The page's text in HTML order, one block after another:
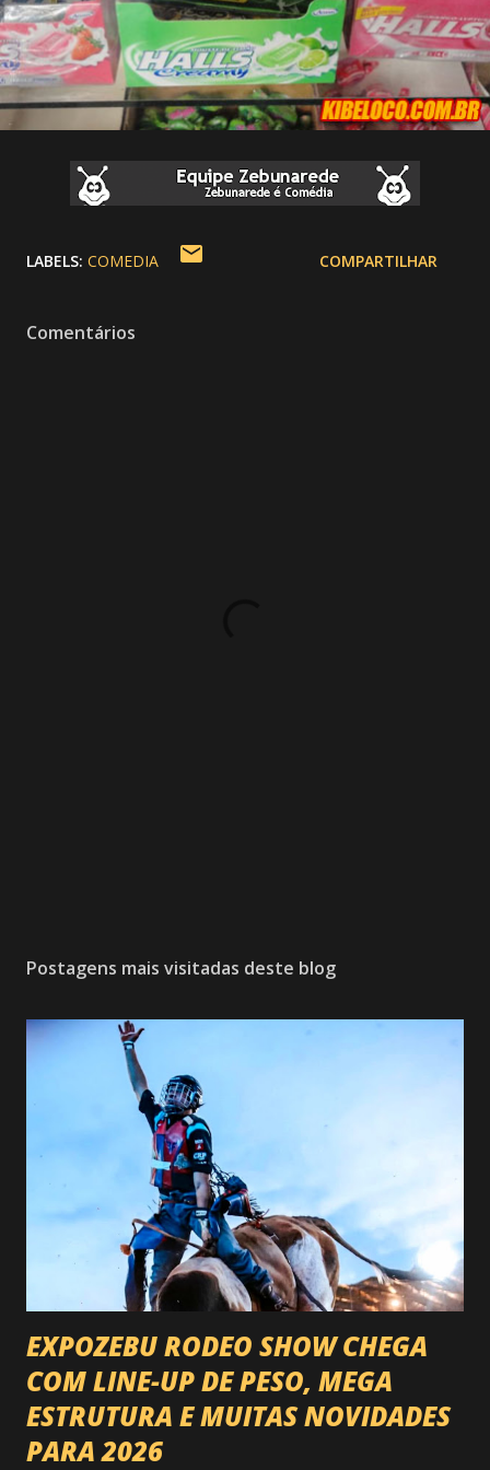
LABELS: COMEDIA COMPARTILHAR
Comentários
Postagens mais visitadas deste blog
EXPOZEBU RODEO SHOW CHEGA
COM LINE-UP DE PESO, MEGA
ESTRUTURA E MUITAS NOVIDADES
PARA 2026